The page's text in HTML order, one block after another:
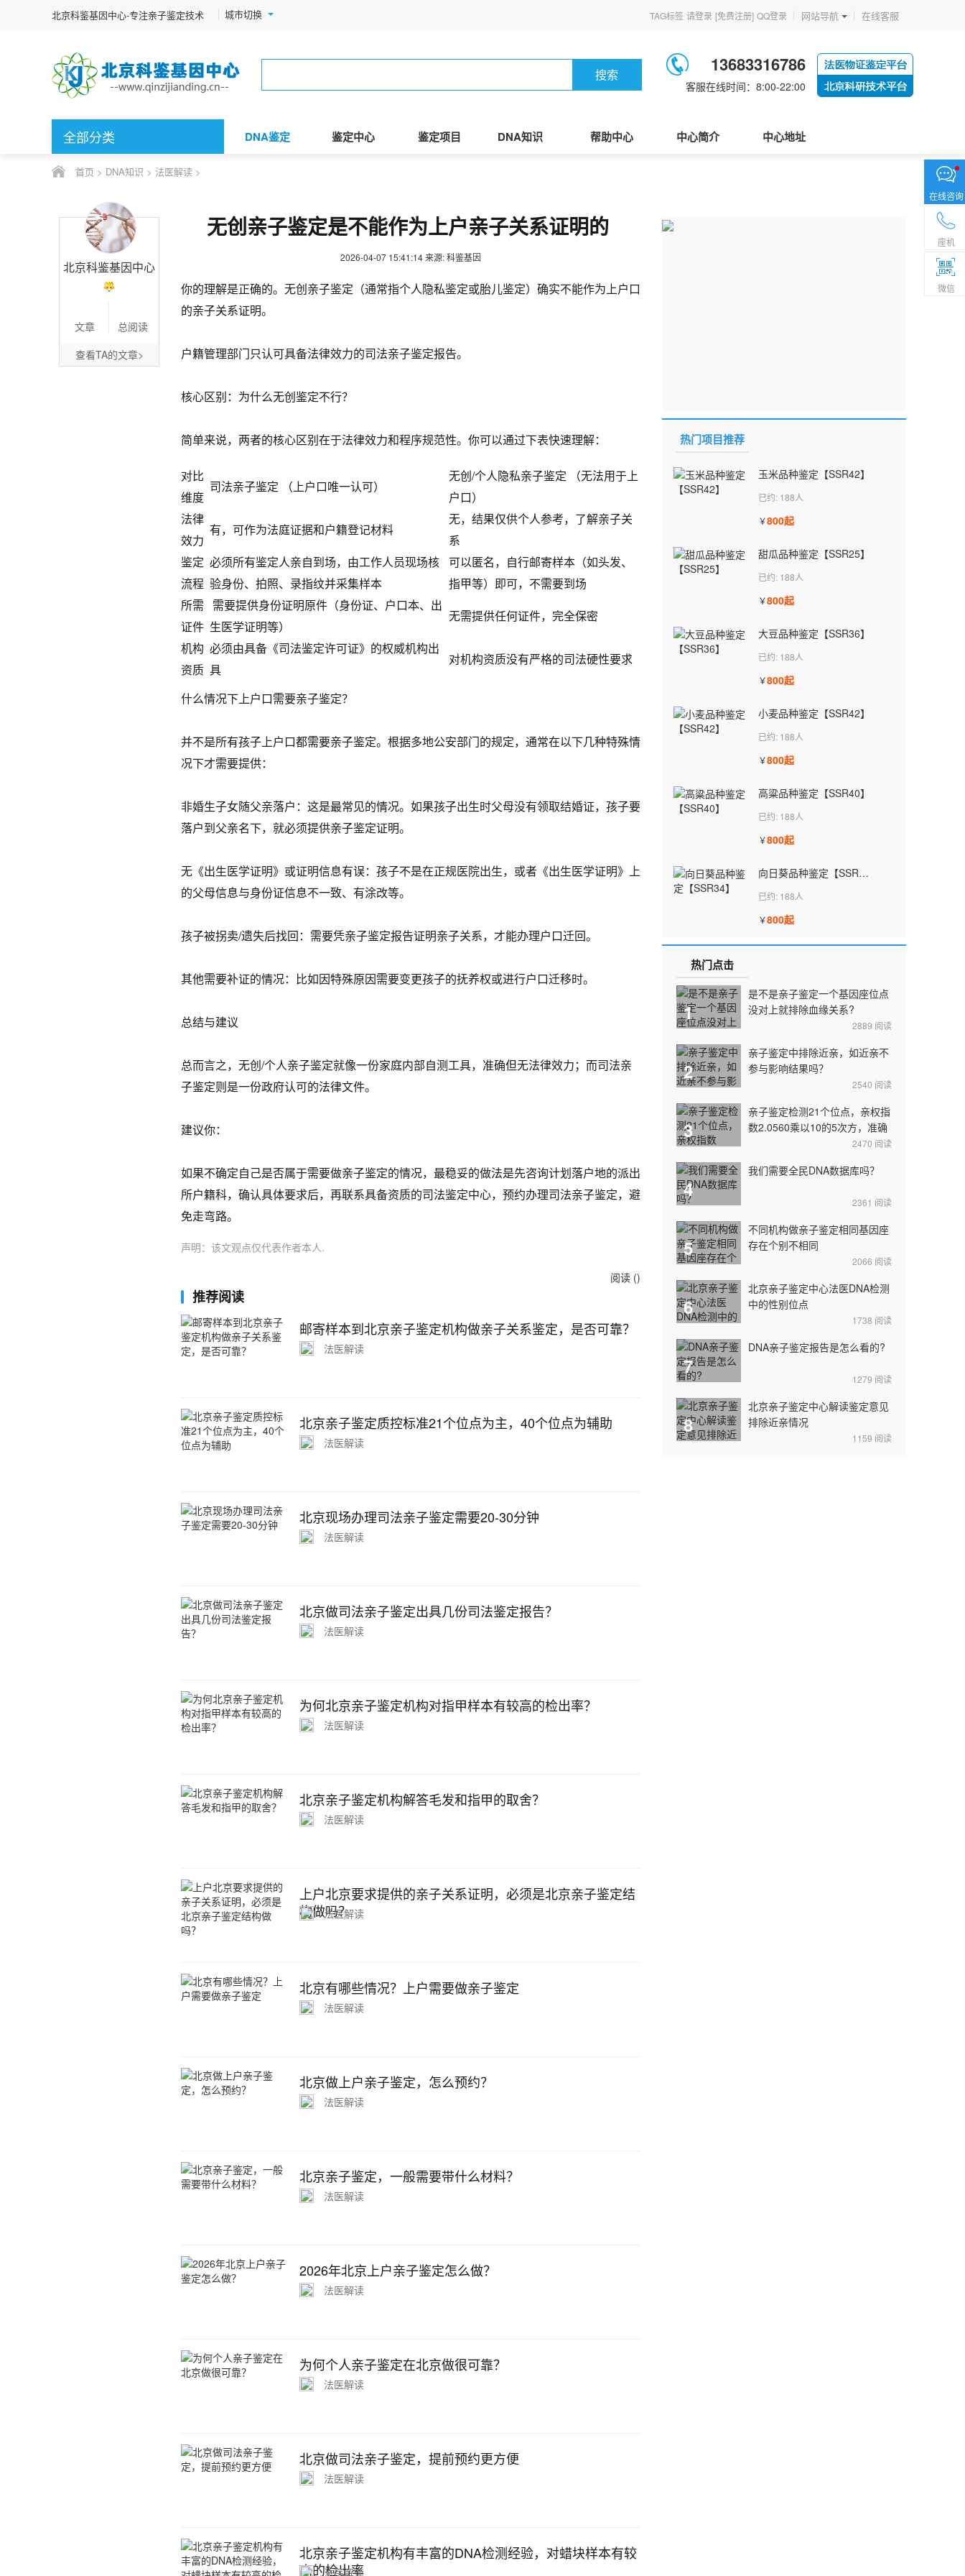
北京科鉴基因中心-专注亲子鉴定技术 城市切换 TAG标签 请登录 [免费注册] QQ登录 网站导航 在线客服
搜索 13683316786
客服在线时间：8:00-22:00
全部分类 DNA鉴定 鉴定中心 鉴定项目 DNA知识 帮助中心 中心简介 中心地址
首页 > DNA知识 > 法医解读 >
北京科鉴基因中心
文章
总阅读
查看TA的文章>
无创亲子鉴定是不能作为上户亲子关系证明的
2026-04-07 15:41:14来源: 科鉴基因
你的理解是正确的。无创亲子鉴定（通常指个人隐私鉴定或胎儿鉴定）确实不能作为上户口
的亲子关系证明。
户籍管理部门只认可具备法律效力的司法亲子鉴定报告。
核心区别：为什么无创鉴定不行？
简单来说，两者的核心区别在于法律效力和程序规范性。你可以通过下表快速理解：
对比
维度
司法亲子鉴定 （上户口唯一认可）
无创/个人隐私亲子鉴定 （无法用于上
户口）
法律
效力
有，可作为法庭证据和户籍登记材料
无，结果仅供个人参考，了解亲子关
系
鉴定
流程
必须所有鉴定人亲自到场，由工作人员现场核
验身份、拍照、录指纹并采集样本
可以匿名，自行邮寄样本（如头发、
指甲等）即可，不需要到场
所需
证件
需要提供身份证明原件（身份证、户口本、出
生医学证明等）
无需提供任何证件，完全保密
机构
资质
必须由具备《司法鉴定许可证》的权威机构出
具
对机构资质没有严格的司法硬性要求
什么情况下上户口需要亲子鉴定？
并不是所有孩子上户口都需要亲子鉴定。根据多地公安部门的规定，通常在以下几种特殊情
况下才需要提供：
非婚生子女随父亲落户：这是最常见的情况。如果孩子出生时父母没有领取结婚证，孩子要
落户到父亲名下，就必须提供亲子鉴定证明。
无《出生医学证明》或证明信息有误：孩子不是在正规医院出生，或者《出生医学证明》上
的父母信息与身份证信息不一致、有涂改等。
孩子被拐卖/遗失后找回：需要凭亲子鉴定报告证明亲子关系，才能办理户口迁回。
其他需要补证的情况：比如因特殊原因需要变更孩子的抚养权或进行户口迁移时。
总结与建议
总而言之，无创/个人亲子鉴定就像一份家庭内部自测工具，准确但无法律效力；而司法亲
子鉴定则是一份政府认可的法律文件。
建议你：
如果不确定自己是否属于需要做亲子鉴定的情况，最稳妥的做法是先咨询计划落户地的派出
所户籍科，确认具体要求后，再联系具备资质的司法鉴定中心，预约办理司法亲子鉴定，避
免走弯路。
声明：该文观点仅代表作者本人.
阅读 ()
推荐阅读
邮寄样本到北京亲子鉴定机构做亲子关系鉴定，是否可靠？
法医解读
北京亲子鉴定质控标准21个位点为主，40个位点为辅助
法医解读
北京现场办理司法亲子鉴定需要20-30分钟
法医解读
北京做司法亲子鉴定出具几份司法鉴定报告？
法医解读
为何北京亲子鉴定机构对指甲样本有较高的检出率？
法医解读
北京亲子鉴定机构解答毛发和指甲的取舍？
法医解读
上户北京要求提供的亲子关系证明，必须是北京亲子鉴定结
构做吗？
法医解读
北京有哪些情况？上户需要做亲子鉴定
法医解读
北京做上户亲子鉴定，怎么预约？
法医解读
北京亲子鉴定，一般需要带什么材料？
法医解读
2026年北京上户亲子鉴定怎么做？
法医解读
为何个人亲子鉴定在北京做很可靠？
法医解读
北京做司法亲子鉴定，提前预约更方便
法医解读
北京亲子鉴定机构有丰富的DNA检测经验，对蜡块样本有较
高的检出率
法医解读
热门项目推荐
玉米品种鉴定【SSR42】
已约: 188人
￥800起
甜瓜品种鉴定【SSR25】
已约: 188人
￥800起
大豆品种鉴定【SSR36】
已约: 188人
￥800起
小麦品种鉴定【SSR42】
已约: 188人
￥800起
高粱品种鉴定【SSR40】
已约: 188人
￥800起
向日葵品种鉴定【SSR34】
已约: 188人
￥800起
热门点击
1
是不是亲子鉴定一个基因座位点
没对上就排除血缘关系?
2889 阅读
2
亲子鉴定中排除近亲，如近亲不
参与影响结果吗？
2540 阅读
3
亲子鉴定检测21个位点，亲权指
数2.0560乘以10的5次方，准确
2470 阅读
4
我们需要全民DNA数据库吗？
2361 阅读
5
不同机构做亲子鉴定相同基因座
存在个别不相同
2066 阅读
6
北京亲子鉴定中心法医DNA检测
中的性别位点
1738 阅读
7
DNA亲子鉴定报告是怎么看的?
1279 阅读
8
北京亲子鉴定中心解读鉴定意见
排除近亲情况
1159 阅读
在线咨询
座机
微信